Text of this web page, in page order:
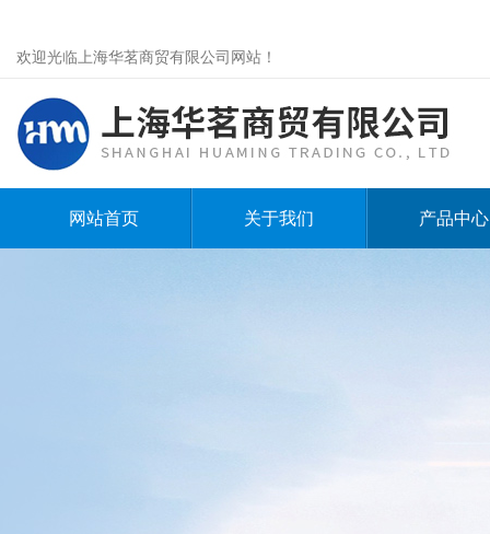
欢迎光临上海华茗商贸有限公司网站！
网站首页 关于我们 产品中心